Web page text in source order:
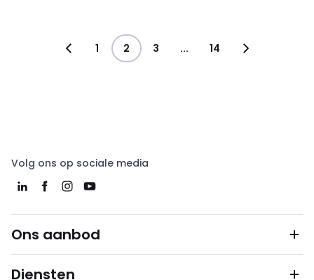
1 2 3 ... 14
Volg ons op sociale media
Ons aanbod
Diensten